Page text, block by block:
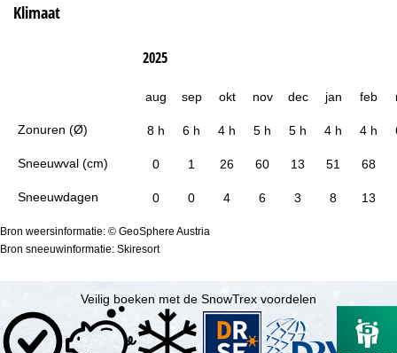
Klimaat
Zonuren (Ø)
Sneeuwval (cm)
Sneeuwdagen
2025
aug sep okt nov dec jan feb
8 h 6 h 4 h 5 h 5 h 4 h 4 h
0 1 26 60 13 51 68
0 0 4 6 3 8 13
Bron weersinformatie: © GeoSphere Austria
Bron sneeuwinformatie: Skiresort
Veilig boeken met de SnowTrex voordelen